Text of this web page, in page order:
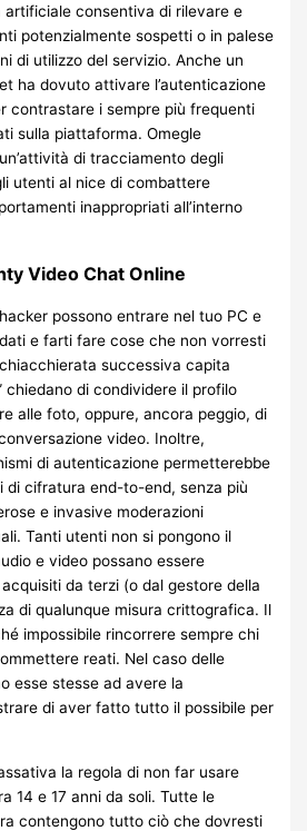
artificiale consentiva di rilevare e
potenzialmente sospetti o in palese
di utilizzo del servizio. Anche un
ha dovuto attivare l’autenticazione
contrastare i sempre più frequenti
sulla piattaforma. Omegle
di tracciamento degli
utenti al nice di combattere
inappropriati all’interno
Video Chat Online
possono entrare nel tuo PC e
e farti fare cose che non vorresti
successiva capita
chiedano di condividere il profilo
alle foto, oppure, ancora peggio, di
video. Inoltre,
di autenticazione permetterebbe
di cifratura end-to-end, senza più
e invasive moderazioni
Tanti utenti non si pongono il
e video possano essere
da terzi (o dal gestore della
di qualunque misura crittografica. Il
impossibile rincorrere sempre chi
reati. Nel caso delle
esse stesse ad avere la
di aver fatto tutto il possibile per
la regola di non far usare
14 e 17 anni da soli. Tutte le
contengono tutto ciò che dovresti